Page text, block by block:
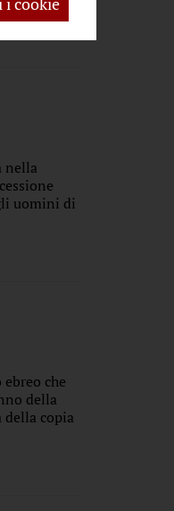
nella
uomini di
che
della
copia